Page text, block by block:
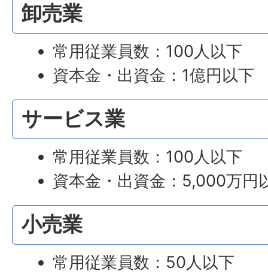
卸売業
常用従業員数：100人以下
資本金・出資金：1億円以下
サービス業
常用従業員数：100人以下
資本金・出資金：5,000万円
小売業
常用従業員数：50人以下